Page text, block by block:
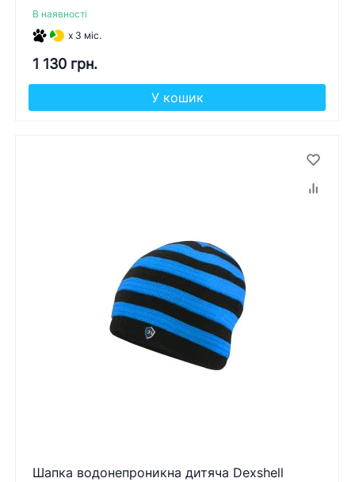
В наявності
x 3 міс.
1 130 грн.
У кошик
Шапка водонепроникна дитяча Dexshell